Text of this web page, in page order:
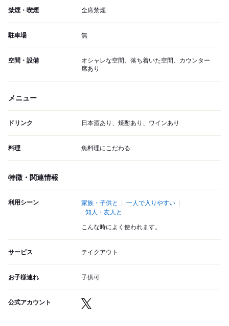
禁煙・喫煙 全席禁煙
駐車場 無
空間・設備
オシャレな空間、落ち着いた空間、カウンター
席あり
メニュー
ドリンク 日本酒あり、焼酎あり、ワインあり
料理 魚料理にこだわる
特徴・関連情報
利用シーン 家族・子供と
一人で入りやすい
知人・友人と
こんな時によく使われます。
サービス テイクアウト
お子様連れ 子供可
公式アカウント